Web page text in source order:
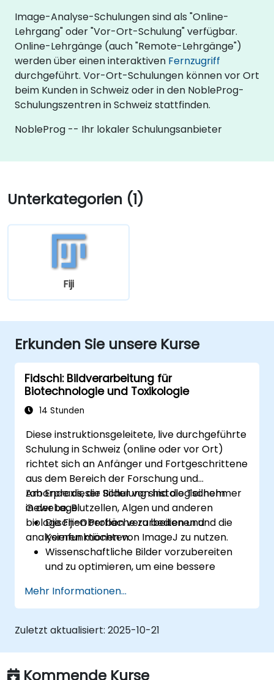
Image-Analyse-Schulungen sind als "Online-
Lehrgang" oder "Vor-Ort-Schulung" verfügbar.
Online-Lehrgänge (auch "Remote-Lehrgänge")
werden über einen interaktiven Fernzugriff
durchgeführt. Vor-Ort-Schulungen können vor Ort
beim Kunden in Schweiz oder in den NobleProg-
Schulungszentren in Schweiz stattfinden.
NobleProg -- Ihr lokaler Schulungsanbieter
Unterkategorien (1)
Fiji
Erkunden Sie unsere Kurse
Fidschi: Bildverarbeitung für
Biotechnologie und Toxikologie
14 Stunden
Diese instruktionsgeleitete, live durchgeführte
Schulung in Schweiz (online oder vor Ort)
richtet sich an Anfänger und Fortgeschrittene
aus dem Bereich der Forschung und
Laborpraxis, die Bilder von histologischem
Gewebe, Blutzellen, Algen und anderen
biologischen Proben verarbeiten und
analysieren möchten.
Am Ende dieser Schulung sind die Teilnehmer
in der Lage:
Die Fiji-Oberfläche zu bedienen und die
Kernfunktionen von ImageJ zu nutzen.
Wissenschaftliche Bilder vorzubereiten
und zu optimieren, um eine bessere
Bilder quantitativ zu analysieren, darunter
Zellzählungen und Flächenmessungen.
Wiederkehrende Aufgaben durch Makros
Arbeitsabläufe für spezifische
Bildanalyseanforderungen in der
Mehr Informationen...
Zuletzt aktualisiert: 2025-10-21
Kommende Kurse